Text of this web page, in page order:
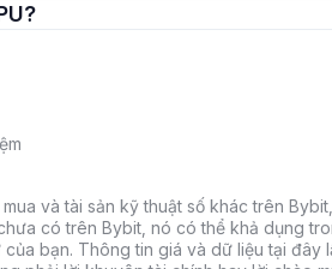
và tài sản kỹ thuật số khác trên
có trên Bybit, nó có thể khả dụng
bạn. Thông tin giá và dữ liệu tại đây